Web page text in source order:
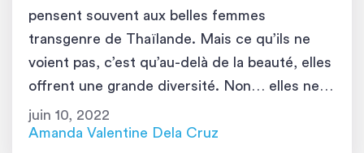
pensent souvent aux belles femmes
transgenre de Thaïlande. Mais ce qu’ils ne
voient pas, c’est qu’au-delà de la beauté, elles
offrent une grande diversité. Non… elles ne
travaillent pas seulement dans l’industrie des
adultes, de la beauté ou du divertissement.
juin 10, 2022
Amanda Valentine Dela Cruz